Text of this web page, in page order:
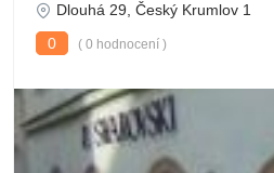
Dlouhá 29, Český Krumlov 1
0
( 0 hodnocení )